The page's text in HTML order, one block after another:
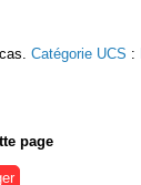
Catégorie UCS :
page